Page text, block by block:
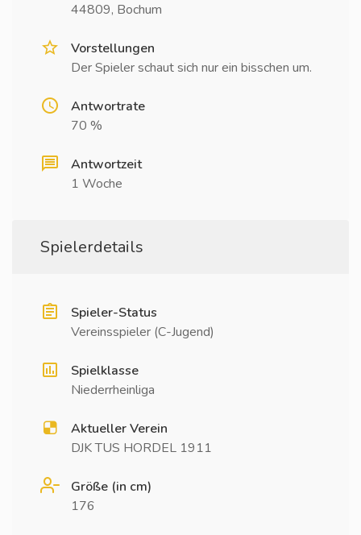
44809, Bochum
Vorstellungen
Der Spieler schaut sich nur ein bisschen um.
Antwortrate
70 %
Antwortzeit
1 Woche
Spielerdetails
Spieler-Status
Vereinsspieler (C-Jugend)
Spielklasse
Niederrheinliga
Aktueller Verein
DJK TUS HORDEL 1911
Größe (in cm)
176